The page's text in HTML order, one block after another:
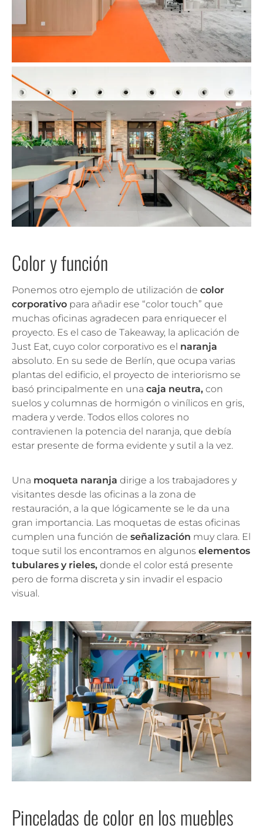
Color y función
Ponemos otro ejemplo de utilización de color
corporativo para añadir ese “color touch” que
muchas oficinas agradecen para enriquecer el
proyecto. Es el caso de Takeaway, la aplicación de
Just Eat, cuyo color corporativo es el naranja
absoluto. En su sede de Berlín, que ocupa varias
plantas del edificio, el proyecto de interiorismo se
basó principalmente en una caja neutra, con
suelos y columnas de hormigón o vinílicos en gris,
madera y verde. Todos ellos colores no
contravienen la potencia del naranja, que debía
estar presente de forma evidente y sutil a la vez.
Una moqueta naranja dirige a los trabajadores y
visitantes desde las oficinas a la zona de
restauración, a la que lógicamente se le da una
gran importancia. Las moquetas de estas oficinas
cumplen una función de señalización muy clara. El
toque sutil los encontramos en algunos elementos
tubulares y rieles, donde el color está presente
pero de forma discreta y sin invadir el espacio
visual.
Pinceladas de color en los muebles